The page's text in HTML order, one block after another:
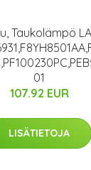
Taukolämpö
01
107.92 EUR
LISÄTIETOJA